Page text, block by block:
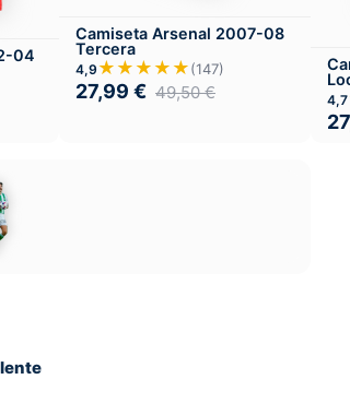
04
Camiseta Arsenal 2007-08
Tercera
4,9 ★★★★★(147)
27,99 € 49,50€ 4,7